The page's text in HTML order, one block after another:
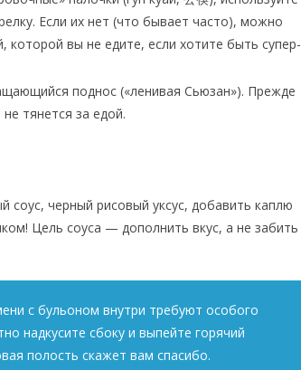
Если их нет (что бывает часто), можно
которой вы не едите, если хотите быть супер-
поднос («ленивая Сьюзан»). Прежде
тянется за едой.
черный рисовый уксус, добавить каплю
Цель соуса — дополнить вкус, а не забить
с бульоном внутри требуют особого
надкусите сбоку и выпейте горячий
полость скажет вам спасибо.